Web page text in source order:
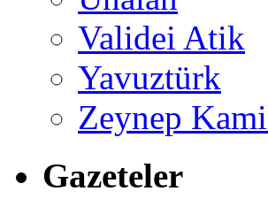
Validei Atik
Yavuztürk
Zeynep
Gazeteler